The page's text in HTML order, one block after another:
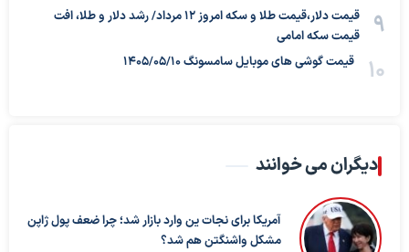
قیمت دلار،قیمت طلا و سکه امروز ۱۲ مرداد/ رشد دلار و طلا، افت
قیمت سکه امامی
قیمت گوشی های موبایل سامسونگ 1405/05/10
دیگران می خوانند
آمریکا برای نجات ین وارد بازار شد؛ چرا ضعف پول ژاپن
مشکل واشنگتن هم شد؟